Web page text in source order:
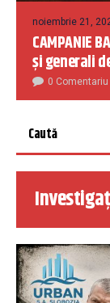
noiembrie 21,
CAMPANIE
și generali
0 Comentariu